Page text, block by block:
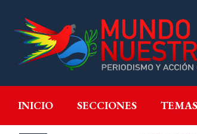
INICIO SECCIONES TEMAS
INICIO